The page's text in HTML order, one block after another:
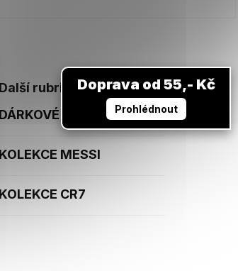
Další rubriky
DÁRKOVÉ POUKAZY
KOLEKCE MESSI
KOLEKCE CR7
Doprava od 55,- Kč
Prohlédnout